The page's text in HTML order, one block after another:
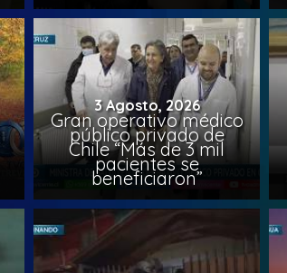
3 Agosto, 2026
Gran operativo médico
público privado de
Chile “Más de 3 mil
pacientes se
beneficiaron”